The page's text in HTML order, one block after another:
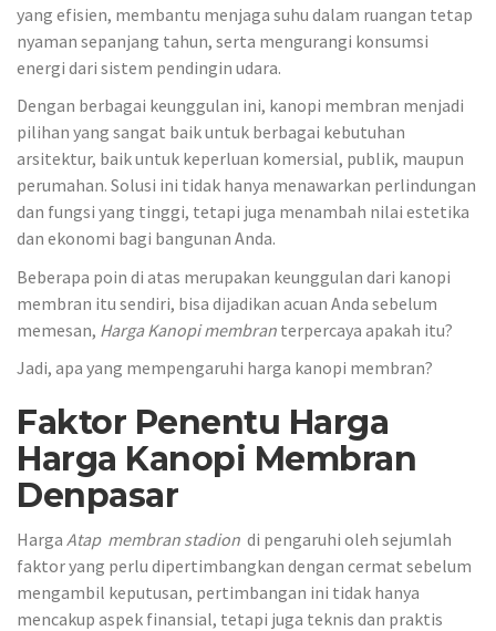
yang efisien, membantu menjaga suhu dalam ruangan tetap
nyaman sepanjang tahun, serta mengurangi konsumsi
energi dari sistem pendingin udara.
Dengan berbagai keunggulan ini, kanopi membran menjadi
pilihan yang sangat baik untuk berbagai kebutuhan
arsitektur, baik untuk keperluan komersial, publik, maupun
perumahan. Solusi ini tidak hanya menawarkan perlindungan
dan fungsi yang tinggi, tetapi juga menambah nilai estetika
dan ekonomi bagi bangunan Anda.
Beberapa poin di atas merupakan keunggulan dari kanopi
membran itu sendiri, bisa dijadikan acuan Anda sebelum
memesan, Harga Kanopi membran terpercaya apakah itu?
Jadi, apa yang mempengaruhi harga kanopi membran?
Faktor Penentu Harga
Harga Kanopi Membran
Denpasar
Harga Atap membran stadion di pengaruhi oleh sejumlah
faktor yang perlu dipertimbangkan dengan cermat sebelum
mengambil keputusan, pertimbangan ini tidak hanya
mencakup aspek finansial, tetapi juga teknis dan praktis